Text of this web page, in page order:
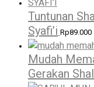
Tuntunan
Syafi’i Rp89.000
Mudah
Gerakan